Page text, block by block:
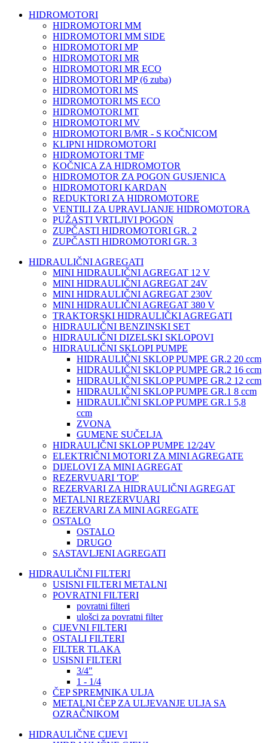
HIDROMOTORI
HIDROMOTORI MM
HIDROMOTORI MM SIDE
HIDROMOTORI MP
HIDROMOTORI MR
HIDROMOTORI MR ECO
HIDROMOTORI MP (6 zuba)
HIDROMOTORI MS
HIDROMOTORI MS ECO
HIDROMOTORI MT
HIDROMOTORI MV
HIDROMOTORI B/MR - S KOČNICOM
KLIPNI HIDROMOTORI
HIDROMOTORI TMF
KOČNICA ZA HIDROMOTOR
HIDROMOTOR ZA POGON GUSJENICA
HIDROMOTORI KARDAN
REDUKTORI ZA HIDROMOTORE
VENTILI ZA UPRAVLJANJE HIDROMOTORA
PUŽASTI VRTLJIVI POGON
ZUPČASTI HIDROMOTORI GR. 2
ZUPČASTI HIDROMOTORI GR. 3
HIDRAULIČNI AGREGATI
MINI HIDRAULIČNI AGREGAT 12 V
MINI HIDRAULIČNI AGREGAT 24V
MINI HIDRAULIČNI AGREGAT 230V
MINI HIDRAULIČNI AGREGAT 380 V
TRAKTORSKI HIDRAULIČKI AGREGATI
HIDRAULIČNI BENZINSKI SET
HIDRAULIČNI DIZELSKI SKLOPOVI
HIDRAULIČNI SKLOPI PUMPE
HIDRAULIČNI SKLOP PUMPE GR.2 20 ccm
HIDRAULIČNI SKLOP PUMPE GR.2 16 ccm
HIDRAULIČNI SKLOP PUMPE GR.2 12 ccm
HIDRAULIČNI SKLOP PUMPE GR.1 8 ccm
HIDRAULIČNI SKLOP PUMPE GR.1 5,8
ccm
ZVONA
GUMENE SUČELJA
HIDRAULIČNI SKLOP PUMPE 12/24V
ELEKTRIČNI MOTORI ZA MINI AGREGATE
DIJELOVI ZA MINI AGREGAT
REZERVUARI 'TOP'
REZERVARI ZA HIDRAULIČNI AGREGAT
METALNI REZERVUARI
REZERVARI ZA MINI AGREGATE
OSTALO
OSTALO
DRUGO
SASTAVLJENI AGREGATI
HIDRAULIČNI FILTERI
USISNI FILTERI METALNI
POVRATNI FILTERI
povratni filteri
ulošci za povratni filter
CIJEVNI FILTERI
OSTALI FILTERI
FILTER TLAKA
USISNI FILTERI
3/4"
1 - 1/4
ČEP SPREMNIKA ULJA
METALNI ČEP ZA ULJEVANJE ULJA SA
OZRAČNIKOM
HIDRAULIČNE CIJEVI